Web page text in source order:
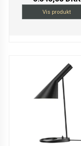
Vis produkt